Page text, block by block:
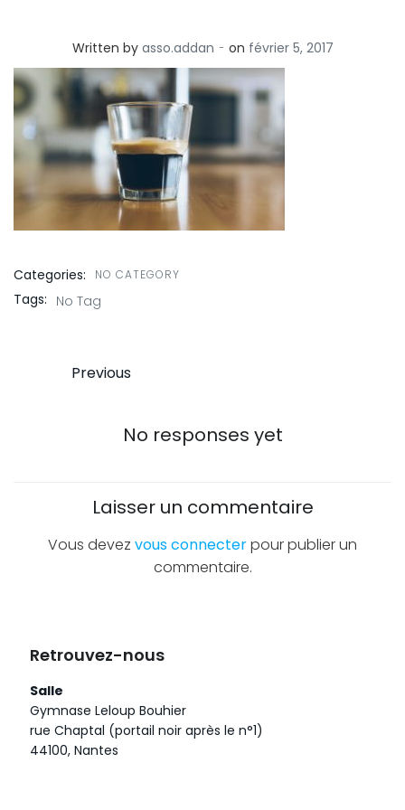
Written by asso.addan - on février 5, 2017
Categories: NO CATEGORY
Tags: No Tag
Post
navigation
Previous
No responses yet
Laisser un commentaire
Vous devez vous connecterpour publier un
commentaire.
Retrouvez-nous
Salle
Gymnase Leloup Bouhier
rue Chaptal (portail noir après le n°1)
44100, Nantes